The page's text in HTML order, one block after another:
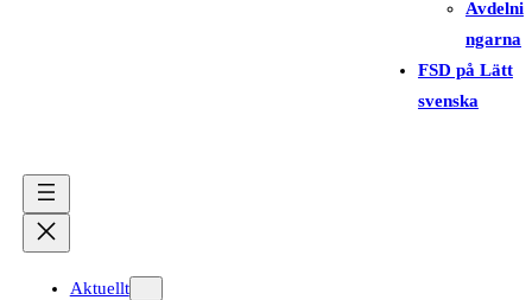
Avdelni
ngarna
FSD på Lätt
svenska
Aktuellt